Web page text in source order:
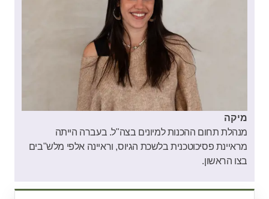
מיקה
מנהלת תחום ההכנות למיונים בצה"ל. בעברה הייתה
מראיינת פסיכוטכנית בלשכת הגיוס, וראיינה אלפי מלש"בים
בצו הראשון.